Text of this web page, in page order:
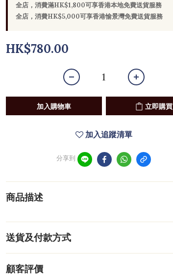
全店，消費滿HK$1,800可享香港本地免費送貨服務
全店，消費HK$5,000可享香港愉景灣免費送貨服務
HK$780.00
加入購物車 立即購買
加入追蹤清單
分享到
商品描述
送貨及付款方式
顧客評價